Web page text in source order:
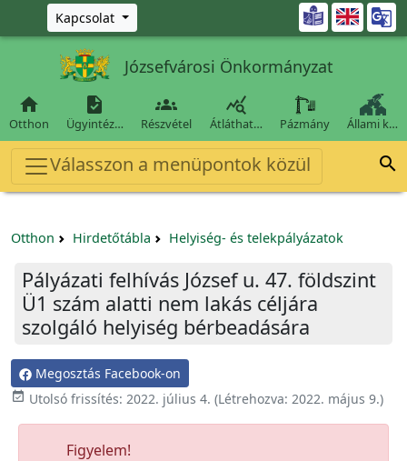
Ugrás a fő tartalomra
Kapcsolat 
Józsefvárosi Önkormányzat

Otthon

Ügyintéz…

Részvétel

Átláthat… Pázmány Állami k…
Válasszon a menüpontok közül 
Otthon Hirdetőtábla Helyiség- és telekpályázatok
Pályázati felhívás József u. 47. földszint
Ü1 szám alatti nem lakás céljára
szolgáló helyiség bérbeadására
Megosztás Facebook-on
 Utolsó frissítés: 2022. július 4. (Létrehozva: 2022. május 9.)
Figyelem!